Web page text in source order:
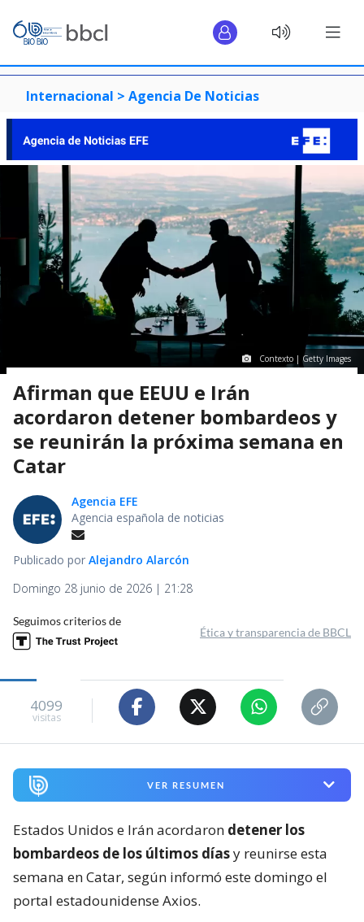
Internacional > Agencia De Noticias
Contexto | Getty Images
Afirman que EEUU e Irán
acordaron detener bombardeos y
se reunirán la próxima semana en
Catar
Agencia EFE
Agencia española de noticias
Publicado por Alejandro Alarcón
Domingo 28 junio de 2026 | 21:28
Seguimos criterios de
Ética y transparencia de BBCL
4099
visitas
VER RESUMEN
Estados Unidos e Irán acordaron detener los
bombardeos de los últimos díasy reunirse esta
semana en Catar, según informó este domingo el
portal estadounidense Axios.